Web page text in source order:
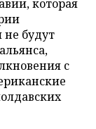
которая
будут
с